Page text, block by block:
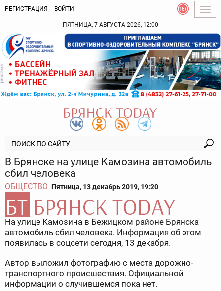
РЕГИСТРАЦИЯ ВОЙТИ
ПЯТНИЦА, 7 АВГУСТА 2026, 12:00
В Брянске на улице Камозина автомобиль
сбил человека
ОБЩЕСТВО Пятница, 13 декабрь 2019, 19:20
На улице Камозина в Бежицком районе Брянска
автомобиль сбил человека. Информация об этом
появилась в соцсети сегодня, 13 декабря.
Автор выложил фотографию с места дорожно-
транспортного происшествия. Официальной
информации о случившемся пока нет.